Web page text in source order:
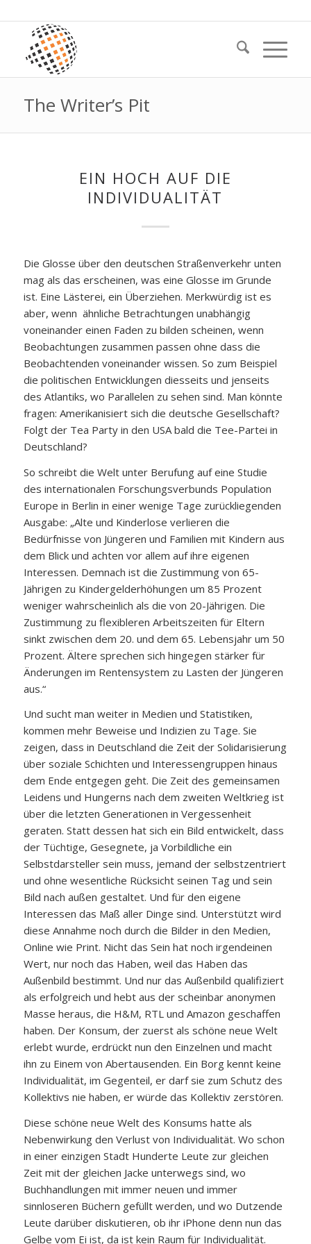
The Writer’s Pit
EIN HOCH AUF DIE
INDIVIDUALITÄT
Die Glosse über den deutschen Straßenverkehr unten
mag als das erscheinen, was eine Glosse im Grunde
ist. Eine Lästerei, ein Überziehen. Merkwürdig ist es
aber, wenn ähnliche Betrachtungen unabhängig
voneinander einen Faden zu bilden scheinen, wenn
Beobachtungen zusammen passen ohne dass die
Beobachtenden voneinander wissen. So zum Beispiel
die politischen Entwicklungen diesseits und jenseits
des Atlantiks, wo Parallelen zu sehen sind. Man könnte
fragen: Amerikanisiert sich die deutsche Gesellschaft?
Folgt der Tea Party in den USA bald die Tee-Partei in
Deutschland?
So schreibt die Welt unter Berufung auf eine Studie
des internationalen Forschungsverbunds Population
Europe in Berlin in einer wenige Tage zurückliegenden
Ausgabe: „Alte und Kinderlose verlieren die
Bedürfnisse von Jüngeren und Familien mit Kindern aus
dem Blick und achten vor allem auf ihre eigenen
Interessen. Demnach ist die Zustimmung von 65-
Jährigen zu Kindergelderhöhungen um 85 Prozent
weniger wahrscheinlich als die von 20-Jährigen. Die
Zustimmung zu flexibleren Arbeitszeiten für Eltern
sinkt zwischen dem 20. und dem 65. Lebensjahr um 50
Prozent. Ältere sprechen sich hingegen stärker für
Änderungen im Rentensystem zu Lasten der Jüngeren
aus.“
Und sucht man weiter in Medien und Statistiken,
kommen mehr Beweise und Indizien zu Tage. Sie
zeigen, dass in Deutschland die Zeit der Solidarisierung
über soziale Schichten und Interessengruppen hinaus
dem Ende entgegen geht. Die Zeit des gemeinsamen
Leidens und Hungerns nach dem zweiten Weltkrieg ist
über die letzten Generationen in Vergessenheit
geraten. Statt dessen hat sich ein Bild entwickelt, dass
der Tüchtige, Gesegnete, ja Vorbildliche ein
Selbstdarsteller sein muss, jemand der selbstzentriert
und ohne wesentliche Rücksicht seinen Tag und sein
Bild nach außen gestaltet. Und für den eigene
Interessen das Maß aller Dinge sind. Unterstützt wird
diese Annahme noch durch die Bilder in den Medien,
Online wie Print. Nicht das Sein hat noch irgendeinen
Wert, nur noch das Haben, weil das Haben das
Außenbild bestimmt. Und nur das Außenbild qualifiziert
als erfolgreich und hebt aus der scheinbar anonymen
Masse heraus, die H&M, RTL und Amazon geschaffen
haben. Der Konsum, der zuerst als schöne neue Welt
erlebt wurde, erdrückt nun den Einzelnen und macht
ihn zu Einem von Abertausenden. Ein Borg kennt keine
Individualität, im Gegenteil, er darf sie zum Schutz des
Kollektivs nie haben, er würde das Kollektiv zerstören.
Diese schöne neue Welt des Konsums hatte als
Nebenwirkung den Verlust von Individualität. Wo schon
in einer einzigen Stadt Hunderte Leute zur gleichen
Zeit mit der gleichen Jacke unterwegs sind, wo
Buchhandlungen mit immer neuen und immer
sinnloseren Büchern gefüllt werden, und wo Dutzende
Leute darüber diskutieren, ob ihr iPhone denn nun das
Gelbe vom Ei ist, da ist kein Raum für Individualität.